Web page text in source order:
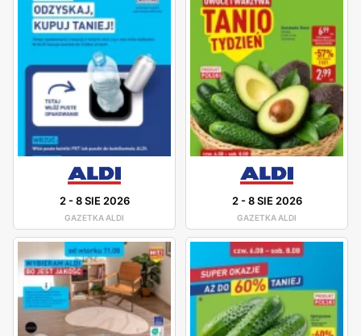
2-8 SIE 2026
GAZETKA ALDI
2-8 SIE 2026
GAZETKA ALDI